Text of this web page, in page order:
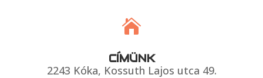

CÍMÜNK
2243 Kóka, Kossuth Lajos utca 49.